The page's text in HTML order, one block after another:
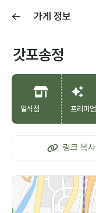
가게 정보
갓포송정
일식점 프리미엄
링크 복사